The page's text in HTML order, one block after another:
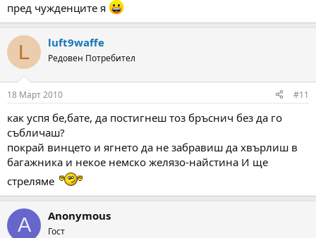
пред чужденците я
L luft9waffe
Редовен Потребител
18 Март 2010 #11
как успя бе,бате, да постигнеш тоз бръснич без да го
събличаш?
покрай винцето и ягнето да не забравиш да хвърлиш в
багажника и некое немско желязо-найстина И ще
стреляме
A Anonymous
Гост